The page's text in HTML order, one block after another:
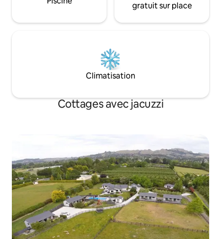
gratuit sur place
Climatisation
Cottages avec jacuzzi